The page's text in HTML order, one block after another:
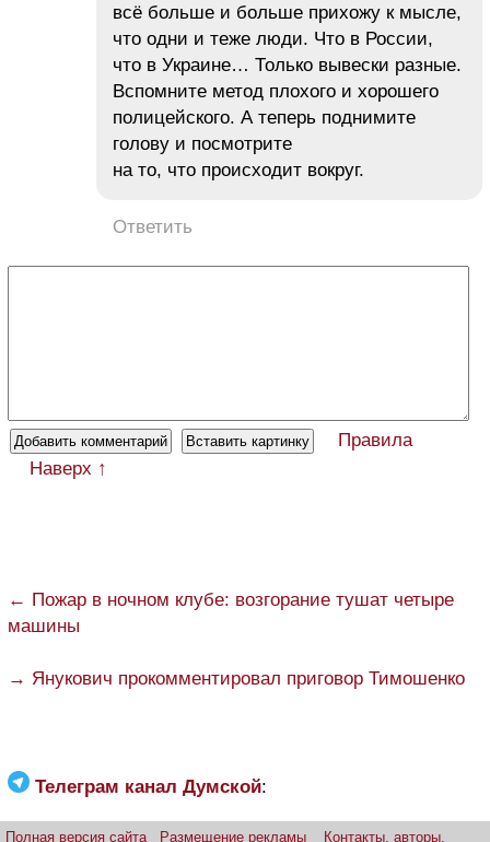
всё больше и больше прихожу к мысле,
что одни и теже люди. Что в России,
что в Украине… Только вывески разные.
Вспомните метод плохого и хорошего
полицейского. А теперь поднимите
голову и посмотрите
на то, что происходит вокруг.
Ответить
Правила
Наверх ↑
← Пожар в ночном клубе: возгорание тушат четыре
машины
→ Янукович прокомментировал приговор Тимошенко
Телеграм канал Думской:
Полная версия сайта Размещение рекламы Контакты, авторы,